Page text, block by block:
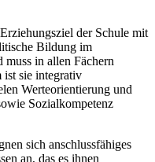
der Schule mit
Bildung im
muss in allen Fächern
ist sie integrativ
Werteorientierung und
Sozialkompetenz
sich anschlussfähiges
an, das es ihnen